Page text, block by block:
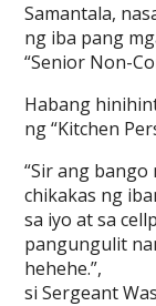
Samantala,
ng iba pang
“Senior Non-
Habang
ng “Kitchen
“Sir ang bango
chikakas ng
sa iyo at sa
pangungulit
hehehe.”,
si Sergeant